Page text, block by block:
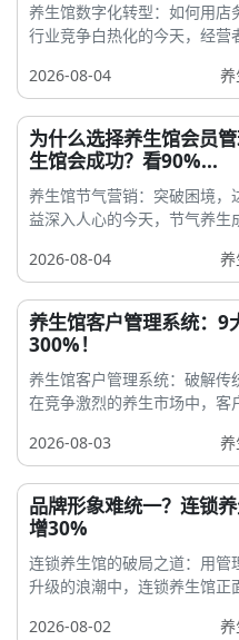
养生馆数字化转型：如何用店
行业竞争白热化的今天，经营
2026-08-04
为什么选择养生馆会员
生馆会成功？看90%...
养生馆节气营销：突破困境，
益深入人心的今天，节气养生
2026-08-04
养生馆客户管理系统：9
300%！
养生馆客户管理系统：破解
在竞争激烈的养生市场中，客
2026-08-03
品牌形象难统一？连锁
增30%
连锁养生馆的破局之道：用管
升级的浪潮中，连锁养生馆正
2026-08-02